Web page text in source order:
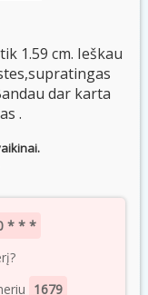
1.59 cm. Ieškau
dar karta
.
* * *
1679